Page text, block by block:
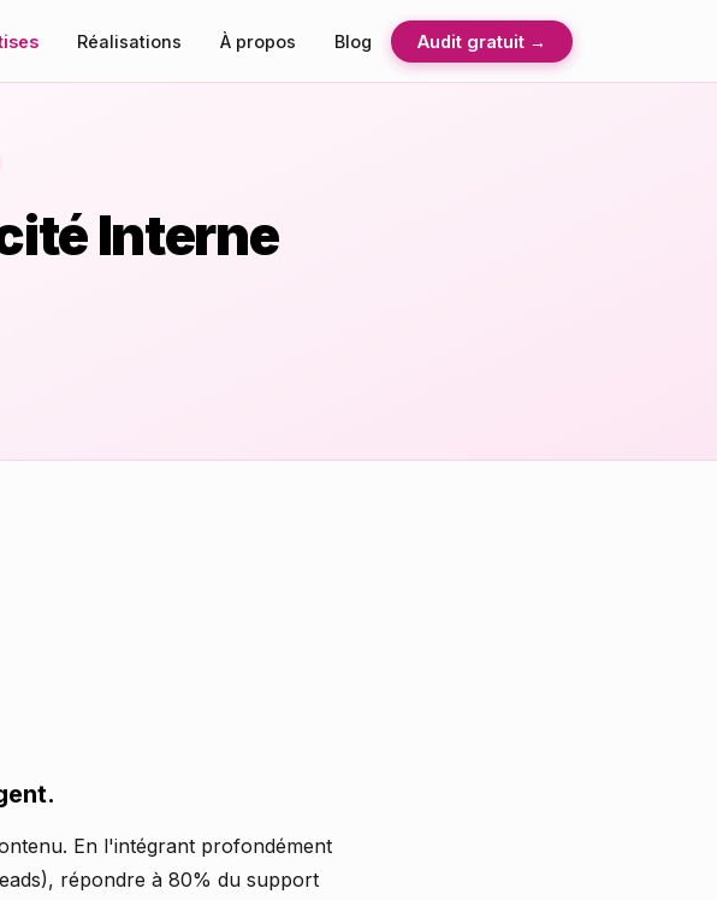
Réalisations À propos Blog Audit gratuit →
Interne
En l'intégrant profondément
répondre à 80% du support